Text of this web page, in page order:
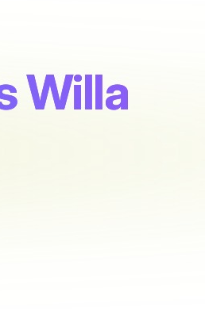
Willa